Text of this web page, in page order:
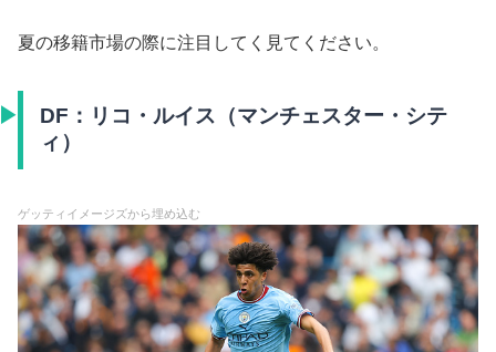
夏の移籍市場の際に注目してく見てください。
DF：リコ・ルイス（マンチェスター・シテ
ィ）
ゲッティイメージズから埋め込む